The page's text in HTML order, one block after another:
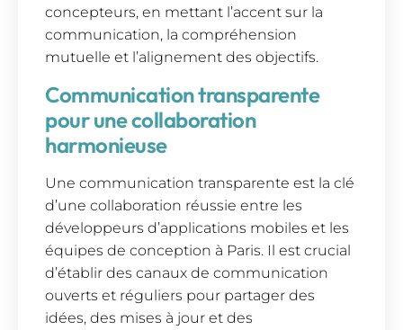
concepteurs, en mettant l’accent sur la
communication, la compréhension
mutuelle et l’alignement des objectifs.
Communication transparente
pour une collaboration
harmonieuse
Une communication transparente est la clé
d’une collaboration réussie entre les
développeurs d’applications mobiles et les
équipes de conception à Paris. Il est crucial
d’établir des canaux de communication
ouverts et réguliers pour partager des
idées, des mises à jour et des